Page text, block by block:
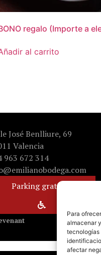
Para
almacenar
tecnologías
afectar
regalo (Importe a
al carrito
José Benlliure, 69
Valencia
963 672 314
Parking gratuito